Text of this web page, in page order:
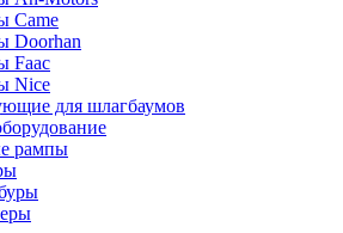
Came
Doorhan
Faac
Nice
для шлагбаумов
рампы